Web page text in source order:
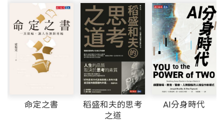
（Premier Lacrosse League）共同創辦人、《冠軍
之道》（The Way of the Champion）作者
他寫的第一本書《被新聞出賣的世界》（Trust Me,
I’m Lying）就成為佔據排行榜的暢銷書，《金融時
報》（Financial Times）譽為「驚心動魄」之作，被
全球多所大學選用作為教材。也著有熱銷十萬本，被
譯成十七國語言的《The Obstacle Is the Way》。
萊恩居住於美國德州奧斯汀。目前是 《紐約觀察家》
重量 485
命定之書
稻盛和夫的思考
之道
AI分身時代